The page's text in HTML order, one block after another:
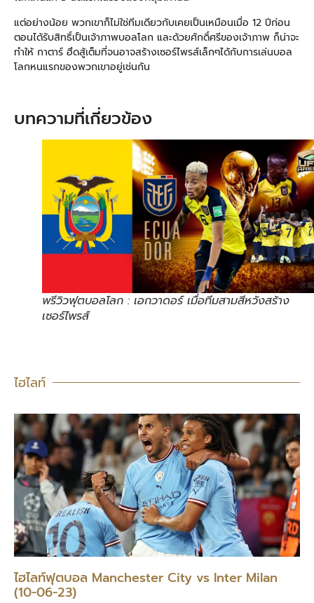
แต่อย่างน้อย พวกเขาก็ไม่ใช่ทีมเดียวกับเคยเป็นเหมือนเมื่อ 12 ปีก่อน
ตอนได้รับสิทธิ์เป็นเจ้าภาพบอลโลก และด้วยศักดิ์ศรีของเจ้าภาพ ก็น่าจะ
ทำให้ กาตาร์ ฮึดสู้เต็มที่จนอาจสร้างเซอร์ไพรส์เล็กๆได้กับการเล่นบอล
โลกหนแรกของพวกเขาอยู่เช่นกัน
บทความที่เกี่ยวข้อง
พรีวิวฟุตบอลโลก : เอกวาดอร์ เมื่อทีมสามสีหวังสร้าง
เซอร์ไพรส์
ไฮไลท์
ไฮไลท์ฟุตบอล Manchester City vs Inter Milan
(10-06-23)